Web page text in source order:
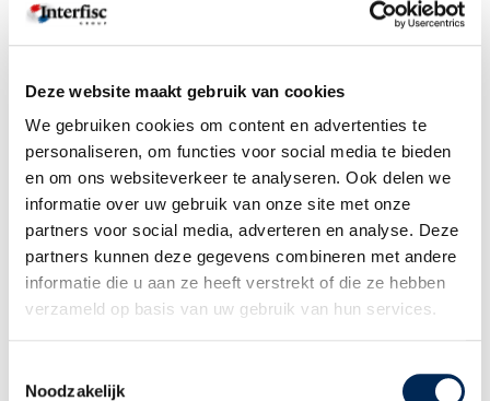
Deze website maakt gebruik van cookies
We gebruiken cookies om content en advertenties te
personaliseren, om functies voor social media te bieden
en om ons websiteverkeer te analyseren. Ook delen we
informatie over uw gebruik van onze site met onze
partners voor social media, adverteren en analyse. Deze
partners kunnen deze gegevens combineren met andere
informatie die u aan ze heeft verstrekt of die ze hebben
verzameld op basis van uw gebruik van hun services.
Noodzakelijk
Personeel in het buitenland
Ondernemen in Nederland
Praktische landeninformatie
WIE BENT U
Internationale werkgever
Werknemer
Adviseur en Partner
WIE ZIJN WIJ
Ons verhaal
Ons team
MEER WETEN